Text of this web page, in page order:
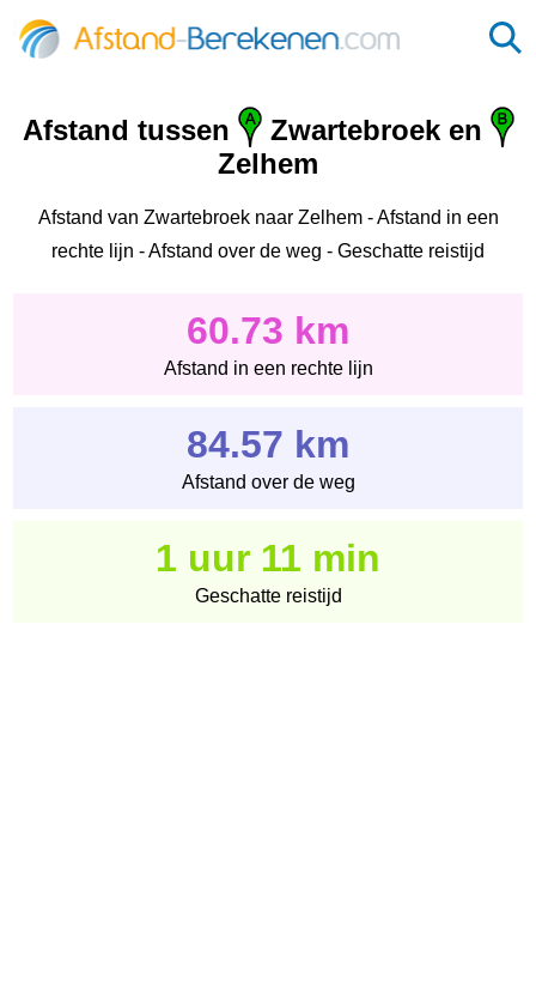
Afstand tussen
Zwartebroek en
Zelhem
Afstand van Zwartebroek naar Zelhem - Afstand in een
rechte lijn - Afstand over de weg - Geschatte reistijd
60.73 km
Afstand in een rechte lijn
84.57 km
Afstand over de weg
1 uur 11 min
Geschatte reistijd